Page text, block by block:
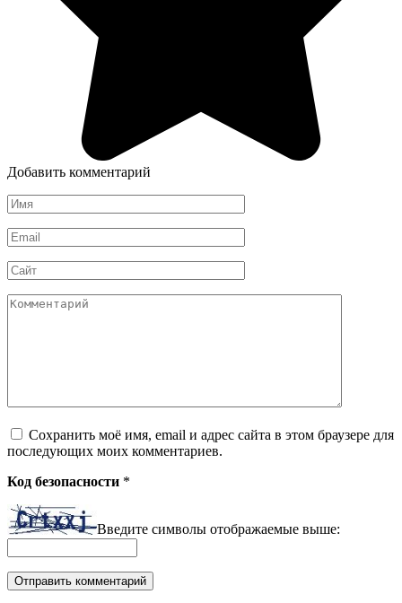
Добавить комментарий
Имя
*
Email
*
Сайт
Комментарий
Сохранить моё имя, email и адрес сайта в этом браузере для
последующих моих комментариев.
Код безопасности *
Введите символы отображаемые выше: